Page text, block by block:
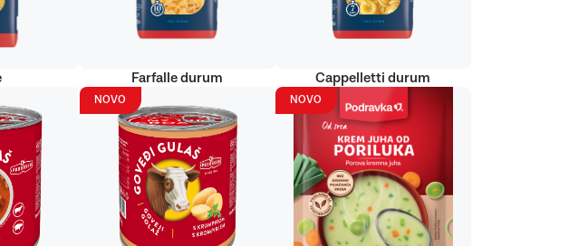
Farfalle durum Cappelletti durum
NOVO NOVO